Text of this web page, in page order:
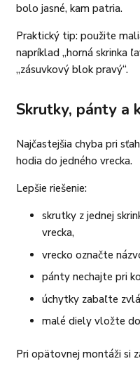
bolo jasné, kam patria.
Praktický tip: použite
napríklad „horná skrinka
„zásuvkový blok pravý“.
Skrutky, pánty a
Najčastejšia chyba pri
hodia do jedného vrecka.
Lepšie riešenie:
skrutky z jednej
vrecka,
vrecko označte
pánty nechajte pri
úchytky zabaľte
malé diely vložte
Pri opätovnej montáži si